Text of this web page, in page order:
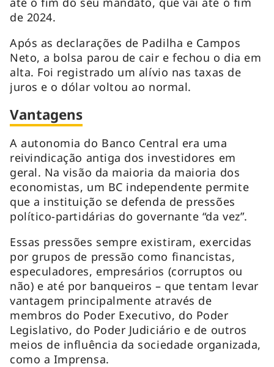
de 2024.
Após as declarações de Padilha e Campos
Neto, a bolsa parou de cair e fechou o dia em
alta. Foi registrado um alívio nas taxas de
juros e o dólar voltou ao normal.
Vantagens
A autonomia do Banco Central era uma
reivindicação antiga dos investidores em
geral. Na visão da maioria da maioria dos
economistas, um BC independente permite
que a instituição se defenda de pressões
político-partidárias do governante “da vez”.
Essas pressões sempre existiram, exercidas
por grupos de pressão como financistas,
especuladores, empresários (corruptos ou
não) e até por banqueiros – que tentam levar
vantagem principalmente através de
membros do Poder Executivo, do Poder
Legislativo, do Poder Judiciário e de outros
meios de influência da sociedade organizada,
como a Imprensa.